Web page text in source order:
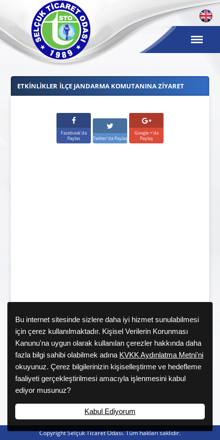
ETKINLIKLER İLÇE JANDARMA KOMUTANINA ZIYARET
Facebook'da
Paylas
Twitter'da Paylaş
Google +'da
Paylaş
Copyright Selçuk Ticaret Odası. Tüm hakları saklıdır.
Bu internet sitesinde sizlere daha iyi hizmet sunulabilmesi
için çerez kullanılmaktadır. Kişisel Verilerin Korunması
Kanunu'na uygun olarak kullanılan çerezler hakkında daha
fazla bilgi sahibi olabilmek adına KVKK Aydınlatma Metni'ni
okuyunuz. Çerez bilgilerinizin kişiselleştirme ve hedefleme
faaliyeti gerçekleştirilmesi amacıyla işlenmesini kabul
ediyor musunuz?
Kabul Ediyorum